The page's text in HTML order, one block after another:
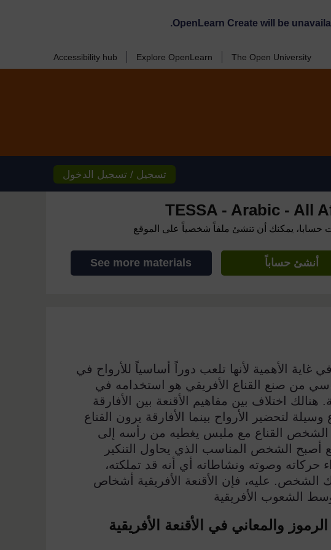
OpenLearn Create will be
The Open University
Explore OpenLearn
Accessibility hub
تسجيل / تسجيل الدخول
TESSA - Arabic - All
حسابا، يمكنك أن تنشئ ملفاً شخصياً على الموقع
أنشئ حساباً See more materials
في غاية الأهمية لأنها تلعب دوراً أساسياً للأرواح في
من صنع القناع الأفريقي هو استخدامه في
اختلاف بين مفاهيم الأقنعة بين الأفارقة
وسيلة لتحضير الأرواح بينما الأفارقة يرون القناع
الشخص القناع مع ملبس يغطيه من رأسه إلى
أصبح الشخص المناسب الذي يحاول التنكير
حركاته وصوته ونشاطاته أي أنه قد تملكته،
الشخص. عليه، فإن الأقنعة الأفريقية أشخاص
الشعوب الأفريقية
والمعاني في الأقنعة الأفريقية